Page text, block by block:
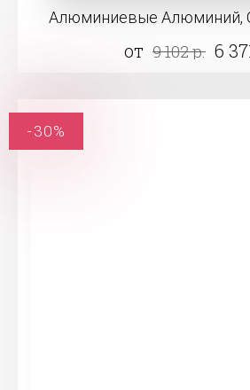
Алюминиевые Алюминий,
от 9 102 р. 6
-30%